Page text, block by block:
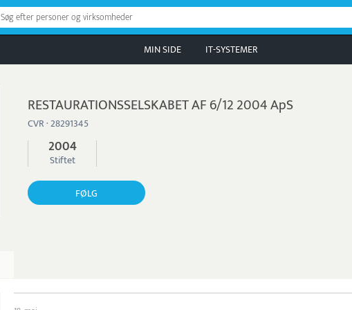
Søg efter personer og virksomheder
MIN SIDE IT-SYSTEMER
RESTAURATIONSSELSKABET AF 6/12 2004 ApS
CVR · 28291345
2004
Stiftet
FØLG